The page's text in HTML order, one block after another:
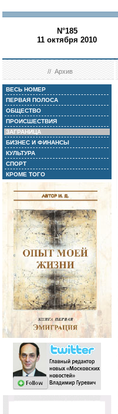
N°185
11 октября 2010
//Архив
ВЕСЬ НОМЕР
ПЕРВАЯ ПОЛОСА
ОБЩЕСТВО
ПРОИСШЕСТВИЯ
ЗАГРАНИЦА
БИЗНЕС И ФИНАНСЫ
КУЛЬТУРА
СПОРТ
КРОМЕ ТОГО